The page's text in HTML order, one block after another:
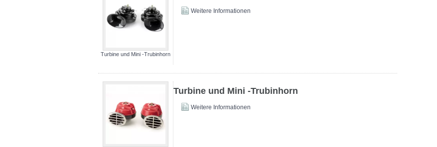
Turbine und Mini -Trubinhorn
Weitere Informationen
Turbine und Mini -Trubinhorn
Weitere Informationen